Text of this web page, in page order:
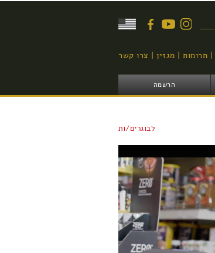
תרומות מגזין צרו קשר
הרשמה
לבוגרים/ות